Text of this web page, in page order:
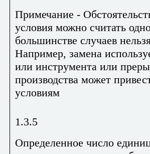
Примечание -
условия можно считать
большинстве случаев
Например, замена
или инструмента или
производства может
условиям
1.3.5
Определенное число